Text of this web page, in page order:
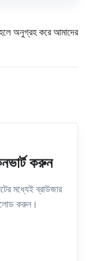
অনুগ্রহ করে আমাদের
করুন
মধ্যেই ব্রাউজার
করুন।